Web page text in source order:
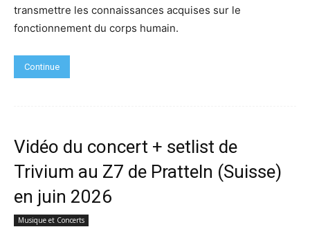
transmettre les connaissances acquises sur le
fonctionnement du corps humain.
Continue
Vidéo du concert + setlist de
Trivium au Z7 de Pratteln (Suisse)
en juin 2026
Musique et Concerts